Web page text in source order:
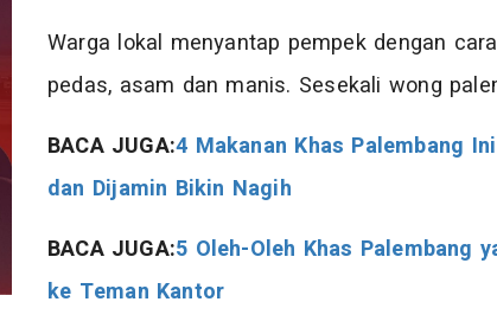
Warga lokal menyantap pempek dengan
pedas, asam dan manis. Sesekali wong
BACA JUGA:4 Makanan Khas Palembang
dan Dijamin Bikin Nagih
BACA JUGA:5 Oleh-Oleh Khas Palembang
ke Teman Kantor